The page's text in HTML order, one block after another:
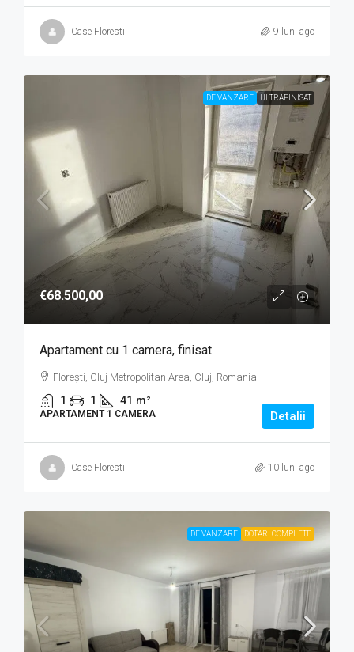
Case Floresti 9 luni ago
DE VANZARE ULTRAFINISAT
€68.500,00
Apartament cu 1 camera, finisat
Florești, Cluj Metropolitan Area, Cluj, Romania
1 1 41 m²
APARTAMENT 1 CAMERA Detalii
Case Floresti 10 luni ago
DE VANZARE DOTARI COMPLETE